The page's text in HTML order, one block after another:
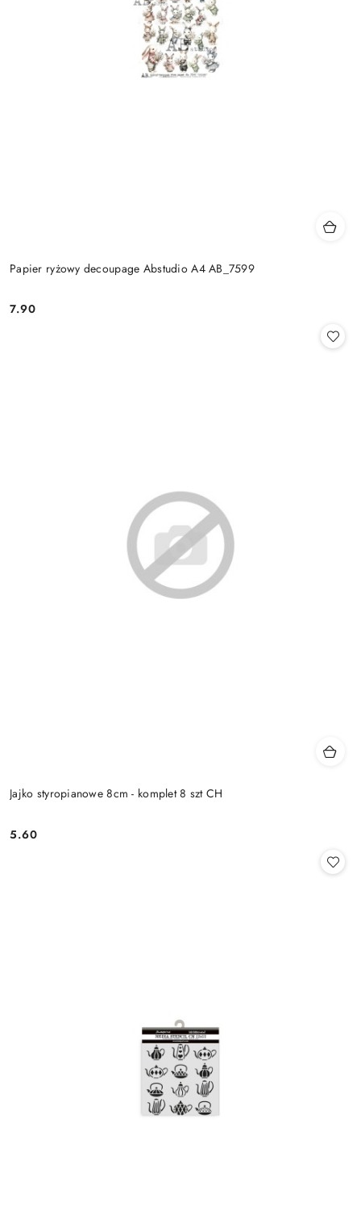
Papier ryżowy decoupage Abstudio A4 AB_7599
Cena:
7.90
Jajko styropianowe 8cm - komplet 8 szt CH
Cena:
5.60